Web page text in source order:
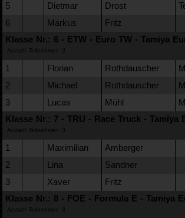
5
Dietmar Drost
6
Markus
Fritz
Klasse Nr.: 6 - ETW - Euro TW - Tamiya
Anzahl Teilnehmer: 3
1 Florian Rothdauscher
2
Michael Rothdauscher
3
Lucas Mühl
Klasse Nr.: 7 - TRU - Race Truck - Tamiya
Anzahl Teilnehmer: 3
1 Maximilian
Amberger
2
Lina
Sandner
3
Xaver
Fritz
Klasse Nr.: 8 - FOE - Formula E - Tamiya
Anzahl Teilnehmer: 3